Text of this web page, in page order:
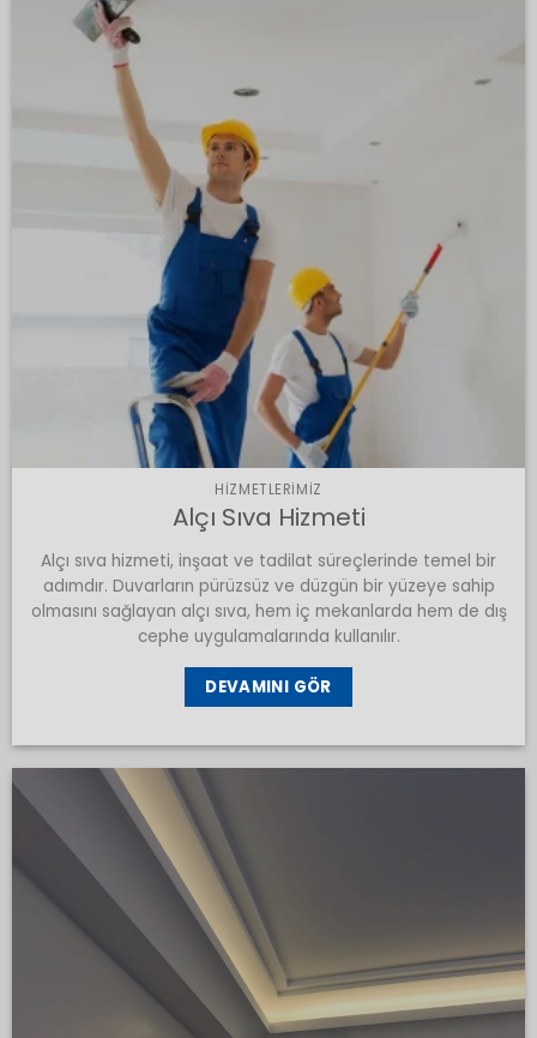
HIZMETLERIMIZ
Alçı Sıva Hizmeti
Alçı sıva hizmeti, inşaat ve tadilat süreçlerinde temel bir
adımdır. Duvarların pürüzsüz ve düzgün bir yüzeye sahip
olmasını sağlayan alçı sıva, hem iç mekanlarda hem de dış
cephe uygulamalarında kullanılır.
DEVAMINI GÖR